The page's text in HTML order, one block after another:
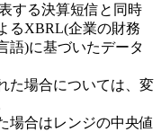
する決算短信と同時
るXBRL(企業の財務
語)に基づいたデータ
た場合については、変
場合はレンジの中央値